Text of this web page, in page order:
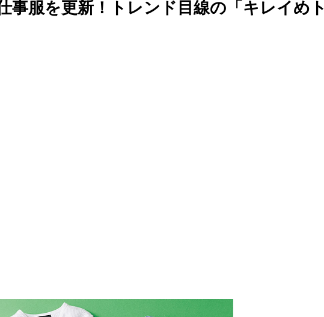
事服を更新！トレンド目線の「キレイめト